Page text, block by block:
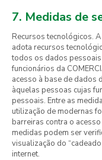
7. Medidas de
Recursos tecnológicos. A
adota recursos
todos os dados
funcionários da
acesso à base de dados
àquelas pessoas cujas
pessoais. Entre as
utilização de modernas
barreiras contra o
medidas podem ser
visualização do
internet.